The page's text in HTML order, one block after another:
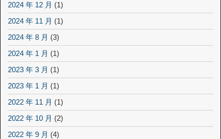
2024 年 12 月 (1)
2024 年 11 月 (1)
2024 年 8 月 (3)
2024 年 1 月 (1)
2023 年 3 月 (1)
2023 年 1 月 (1)
2022 年 11 月 (1)
2022 年 10 月 (2)
2022 年 9 月 (4)